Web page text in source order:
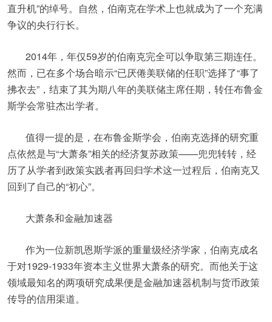
直升机”的绰号。自然，伯南克在学术上也就成为了一个充满
争议的央行行长。
2014年，年仅59岁的伯南克完全可以争取第三期连任。
然而，已在多个场合暗示“已厌倦美联储的任职”选择了“事了
拂衣去”，结束了其为期八年的美联储主席任期，转任布鲁金
斯学会常驻杰出学者。
值得一提的是，在布鲁金斯学会，伯南克选择的研究重
点依然是与“大萧条”相关的经济复苏政策——兜兜转转，经
历了从学者到政策实践者再回归学术这一过程后，伯南克又
回到了自己的“初心”。
大萧条和金融加速器
作为一位新凯恩斯学派的重量级经济学家，伯南克成名
于对1929-1933年资本主义世界大萧条的研究。而他关于这
领域最知名的两项研究成果便是金融加速器机制与货币政策
传导的信用渠道。